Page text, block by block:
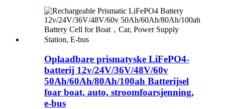
Oplaadbare prismatyske LiFePO4-
batterij 12v/24V/36V/48V/60v
50Ah/60Ah/80Ah/100ah Batterijsel
foar boat, auto, stroomfoarsjenning,
e-bus